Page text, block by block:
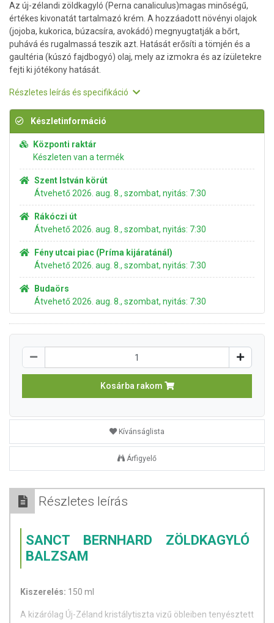
Az új-zélandi zöldkagyló (Perna canaliculus)magas minőségű,
értékes kivonatát tartalmazó krém. A hozzáadott növényi olajok
(jojoba, kukorica, búzacsíra, avokádó) megnyugtatják a bőrt,
puhává és rugalmassá teszik azt. Hatását erősíti a tömjén és a
gaultéria (kúszó fajdbogyó) olaj, mely az izmokra és az ízületekre
fejti ki jótékony hatását.
Részletes leírás és specifikáció
Készletinformáció
Központi raktár
Készleten van a termék
Szent István körút
Átvehető 2026. aug. 8., szombat, nyitás: 7:30
Rákóczi út
Átvehető 2026. aug. 8., szombat, nyitás: 7:30
Fény utcai piac (Príma kijáratánál)
Átvehető 2026. aug. 8., szombat, nyitás: 7:30
Budaörs
Átvehető 2026. aug. 8., szombat, nyitás: 7:30
Kosárba rakom
Kívánságlista
Árfigyelő
Részletes leírás
SANCT BERNHARD ZÖLDKAGYLÓ
BALZSAM
Kiszerelés: 150 ml
A kizárólag Új-Zéland kristálytiszta vizű öbleiben tenyésztett